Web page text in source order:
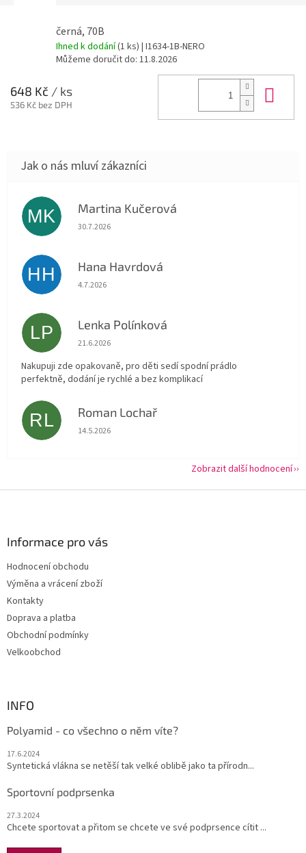
černá, 70B
Ihned k dodání(1 ks) | I1634-1B-NERO
Můžeme doručit do: 11.8.2026
648 Kč / ks
536 Kč bez DPH
MK Martina Kučerová
Hodnocení obchodu je 5 z 5 hvězdiček.
30.7.2026
HH Hana Havrdová
Hodnocení obchodu je 5 z 5 hvězdiček.
4.7.2026
LP Lenka Polínková
Hodnocení obchodu je 5 z 5 hvězdiček.
21.6.2026
Nakupuji zde opakovaně, pro děti sedí spodní prádlo
perfektně, dodání je rychlé a bez komplikací
RL Roman Lochař
Hodnocení obchodu je 5 z 5 hvězdiček.
14.5.2026
Zobrazit další hodnocení
Informace pro vás
Hodnocení obchodu
Výměna a vrácení zboží
Kontakty
Doprava a platba
Obchodní podmínky
Velkoobchod
INFO
Polyamid - co všechno o něm víte?
17.6.2024
Syntetická vlákna se netěší tak velké oblibě jako ta přírodn...
Sportovní podprsenka
27.3.2024
Chcete sportovat a přitom se chcete ve své podprsence cítit ...